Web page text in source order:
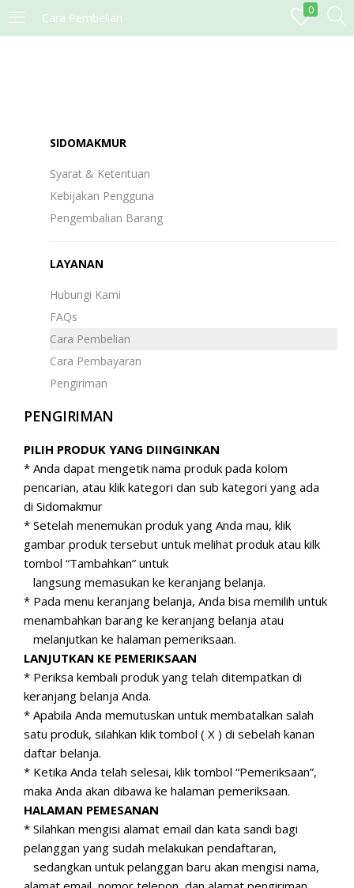
Cara Pembelian
0
MASUK DAFTAR
Remember me
SIDOMAKMUR
Syarat & Ketentuan
Kebijakan Pengguna
Pengembalian Barang
LAYANAN
Hubungi Kami
FAQs
Cara Pembelian
Cara Pembayaran
Pengiriman
PENGIRIMAN
PILIH PRODUK YANG DIINGINKAN
* Anda dapat mengetik nama produk pada kolom
pencarian, atau klik kategori dan sub kategori yang ada
di Sidomakmur
* Setelah menemukan produk yang Anda mau, klik
gambar produk tersebut untuk melihat produk atau kilk
tombol “Tambahkan” untuk
langsung memasukan ke keranjang belanja.
* Pada menu keranjang belanja, Anda bisa memilih untuk
menambahkan barang ke keranjang belanja atau
melanjutkan ke halaman pemeriksaan.
LANJUTKAN KE PEMERIKSAAN
* Periksa kembali produk yang telah ditempatkan di
keranjang belanja Anda.
* Apabila Anda memutuskan untuk membatalkan salah
satu produk, silahkan klik tombol ( X ) di sebelah kanan
daftar belanja.
* Ketika Anda telah selesai, klik tombol “Pemeriksaan”,
maka Anda akan dibawa ke halaman pemeriksaan.
HALAMAN PEMESANAN
* Silahkan mengisi alamat email dan kata sandi bagi
pelanggan yang sudah melakukan pendaftaran,
sedangkan untuk pelanggan baru akan mengisi nama,